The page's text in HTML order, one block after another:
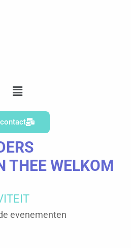
Menu
contact
THEE WELKOM
evenementen